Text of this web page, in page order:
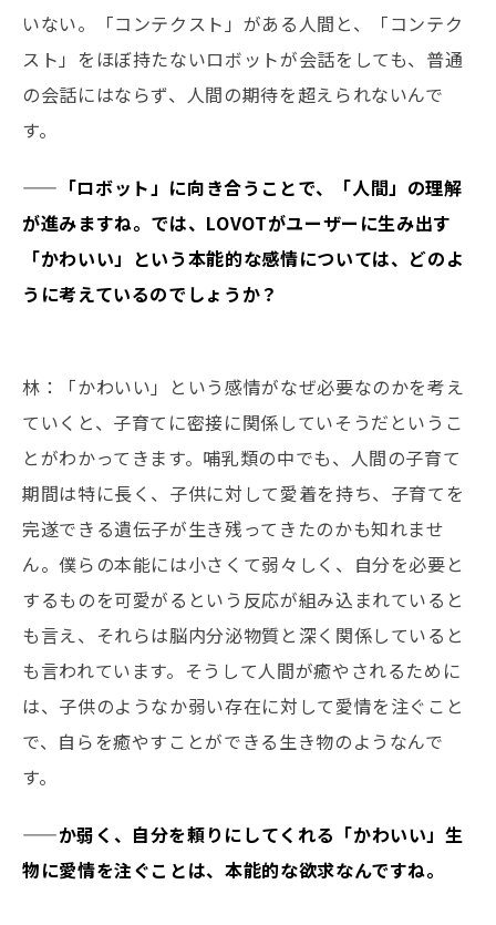
いない。「コンテクスト」がある人間と、「コンテク
スト」をほぼ持たないロボットが会話をしても、普通
の会話にはならず、人間の期待を超えられないんで
す。
——「ロボット」に向き合うことで、「人間」の理解
が進みますね。では、LOVOTがユーザーに生み出す
「かわいい」という本能的な感情については、どのよ
うに考えているのでしょうか？
林：「かわいい」という感情がなぜ必要なのかを考え
ていくと、子育てに密接に関係していそうだというこ
とがわかってきます。哺乳類の中でも、人間の子育て
期間は特に長く、子供に対して愛着を持ち、子育てを
完遂できる遺伝子が生き残ってきたのかも知れませ
ん。僕らの本能には小さくて弱々しく、自分を必要と
するものを可愛がるという反応が組み込まれていると
も言え、それらは脳内分泌物質と深く関係していると
も言われています。そうして人間が癒やされるために
は、子供のようなか弱い存在に対して愛情を注ぐこと
で、自らを癒やすことができる生き物のようなんで
す。
——か弱く、自分を頼りにしてくれる「かわいい」生
物に愛情を注ぐことは、本能的な欲求なんですね。